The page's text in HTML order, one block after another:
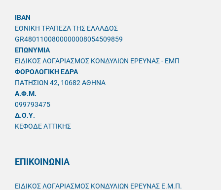
IBAN
ΕΘΝΙΚΗ ΤΡΑΠΕΖΑ ΤΗΣ ΕΛΛΑΔΟΣ
GR4801100800000008054509859
ΕΠΩΝΥΜΙΑ
ΕΙΔΙΚΟΣ ΛΟΓΑΡΙΑΣΜΟΣ ΚΟΝΔΥΛΙΩΝ ΕΡΕΥΝΑΣ - ΕΜΠ
ΦΟΡΟΛΟΓΙΚΗ ΕΔΡΑ
ΠΑΤΗΣΙΩΝ 42, 10682 ΑΘΗΝΑ
A.Φ.Μ.
099793475
Δ.Ο.Υ.
ΚΕΦΟΔΕ ΑΤΤΙΚΗΣ
ΕΠΙΚΟΙΝΩΝΙΑ
ΕΙΔΙΚΟΣ ΛΟΓΑΡΙΑΣΜΟΣ ΚΟΝΔΥΛΙΩΝ ΕΡΕΥΝΑΣ Ε.Μ.Π.